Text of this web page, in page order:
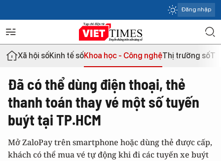
Đăng nhập
Xã hội sốKinh tế sốKhoa học - Công nghệThị trường số
Đã có thể dùng điện thoại, thẻ
thanh toán thay vé một số tuyến
buýt tại TP.HCM
Mở ZaloPay trên smartphone hoặc dùng thẻ được cấp,
khách có thể mua vé tự động khi đi các tuyến xe buýt